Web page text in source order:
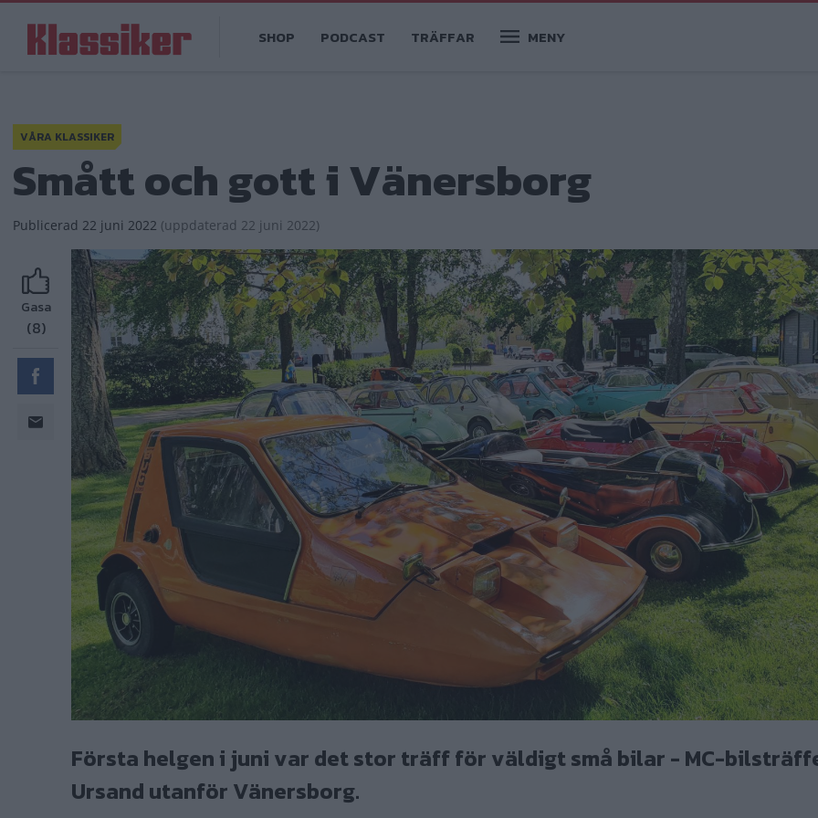
huvudinnehåll
navigation
SHOP PODCAST TRÄFFAR MENY
VÅRA KLASSIKER
Smått och gott i Vänersborg
Publicerad 22 juni 2022 (uppdaterad 22 juni 2022)
Gasa
(8)
Första helgen i juni var det stor träff för väldigt små bilar - MC-
Ursand utanför Vänersborg.